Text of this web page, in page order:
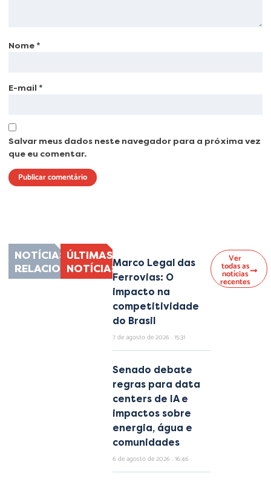
Nome *
E-mail *
Salvar meus dados neste navegador para a próxima vez
que eu comentar.
NOTÍCIAS
RELACIONADAS
ÚLTIMAS
NOTÍCIASMarco Legal das
Ferrovias: O
impacto na
competitividade
do Brasil
7 de agosto de 2026 15:31
Senado debate
regras para data
centers de IA e
impactos sobre
energia, água e
comunidades
6 de agosto de 2026 16:46
Ver
todas as
notícias
recentes